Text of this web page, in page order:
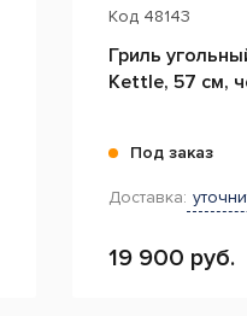
Код 48143
Гриль
Kettle, 57 см,
Под заказ
Доставка:
19 900 руб.